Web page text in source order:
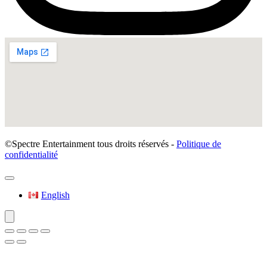
©Spectre Entertainment tous droits réservés - Politique de
confidentialité
English